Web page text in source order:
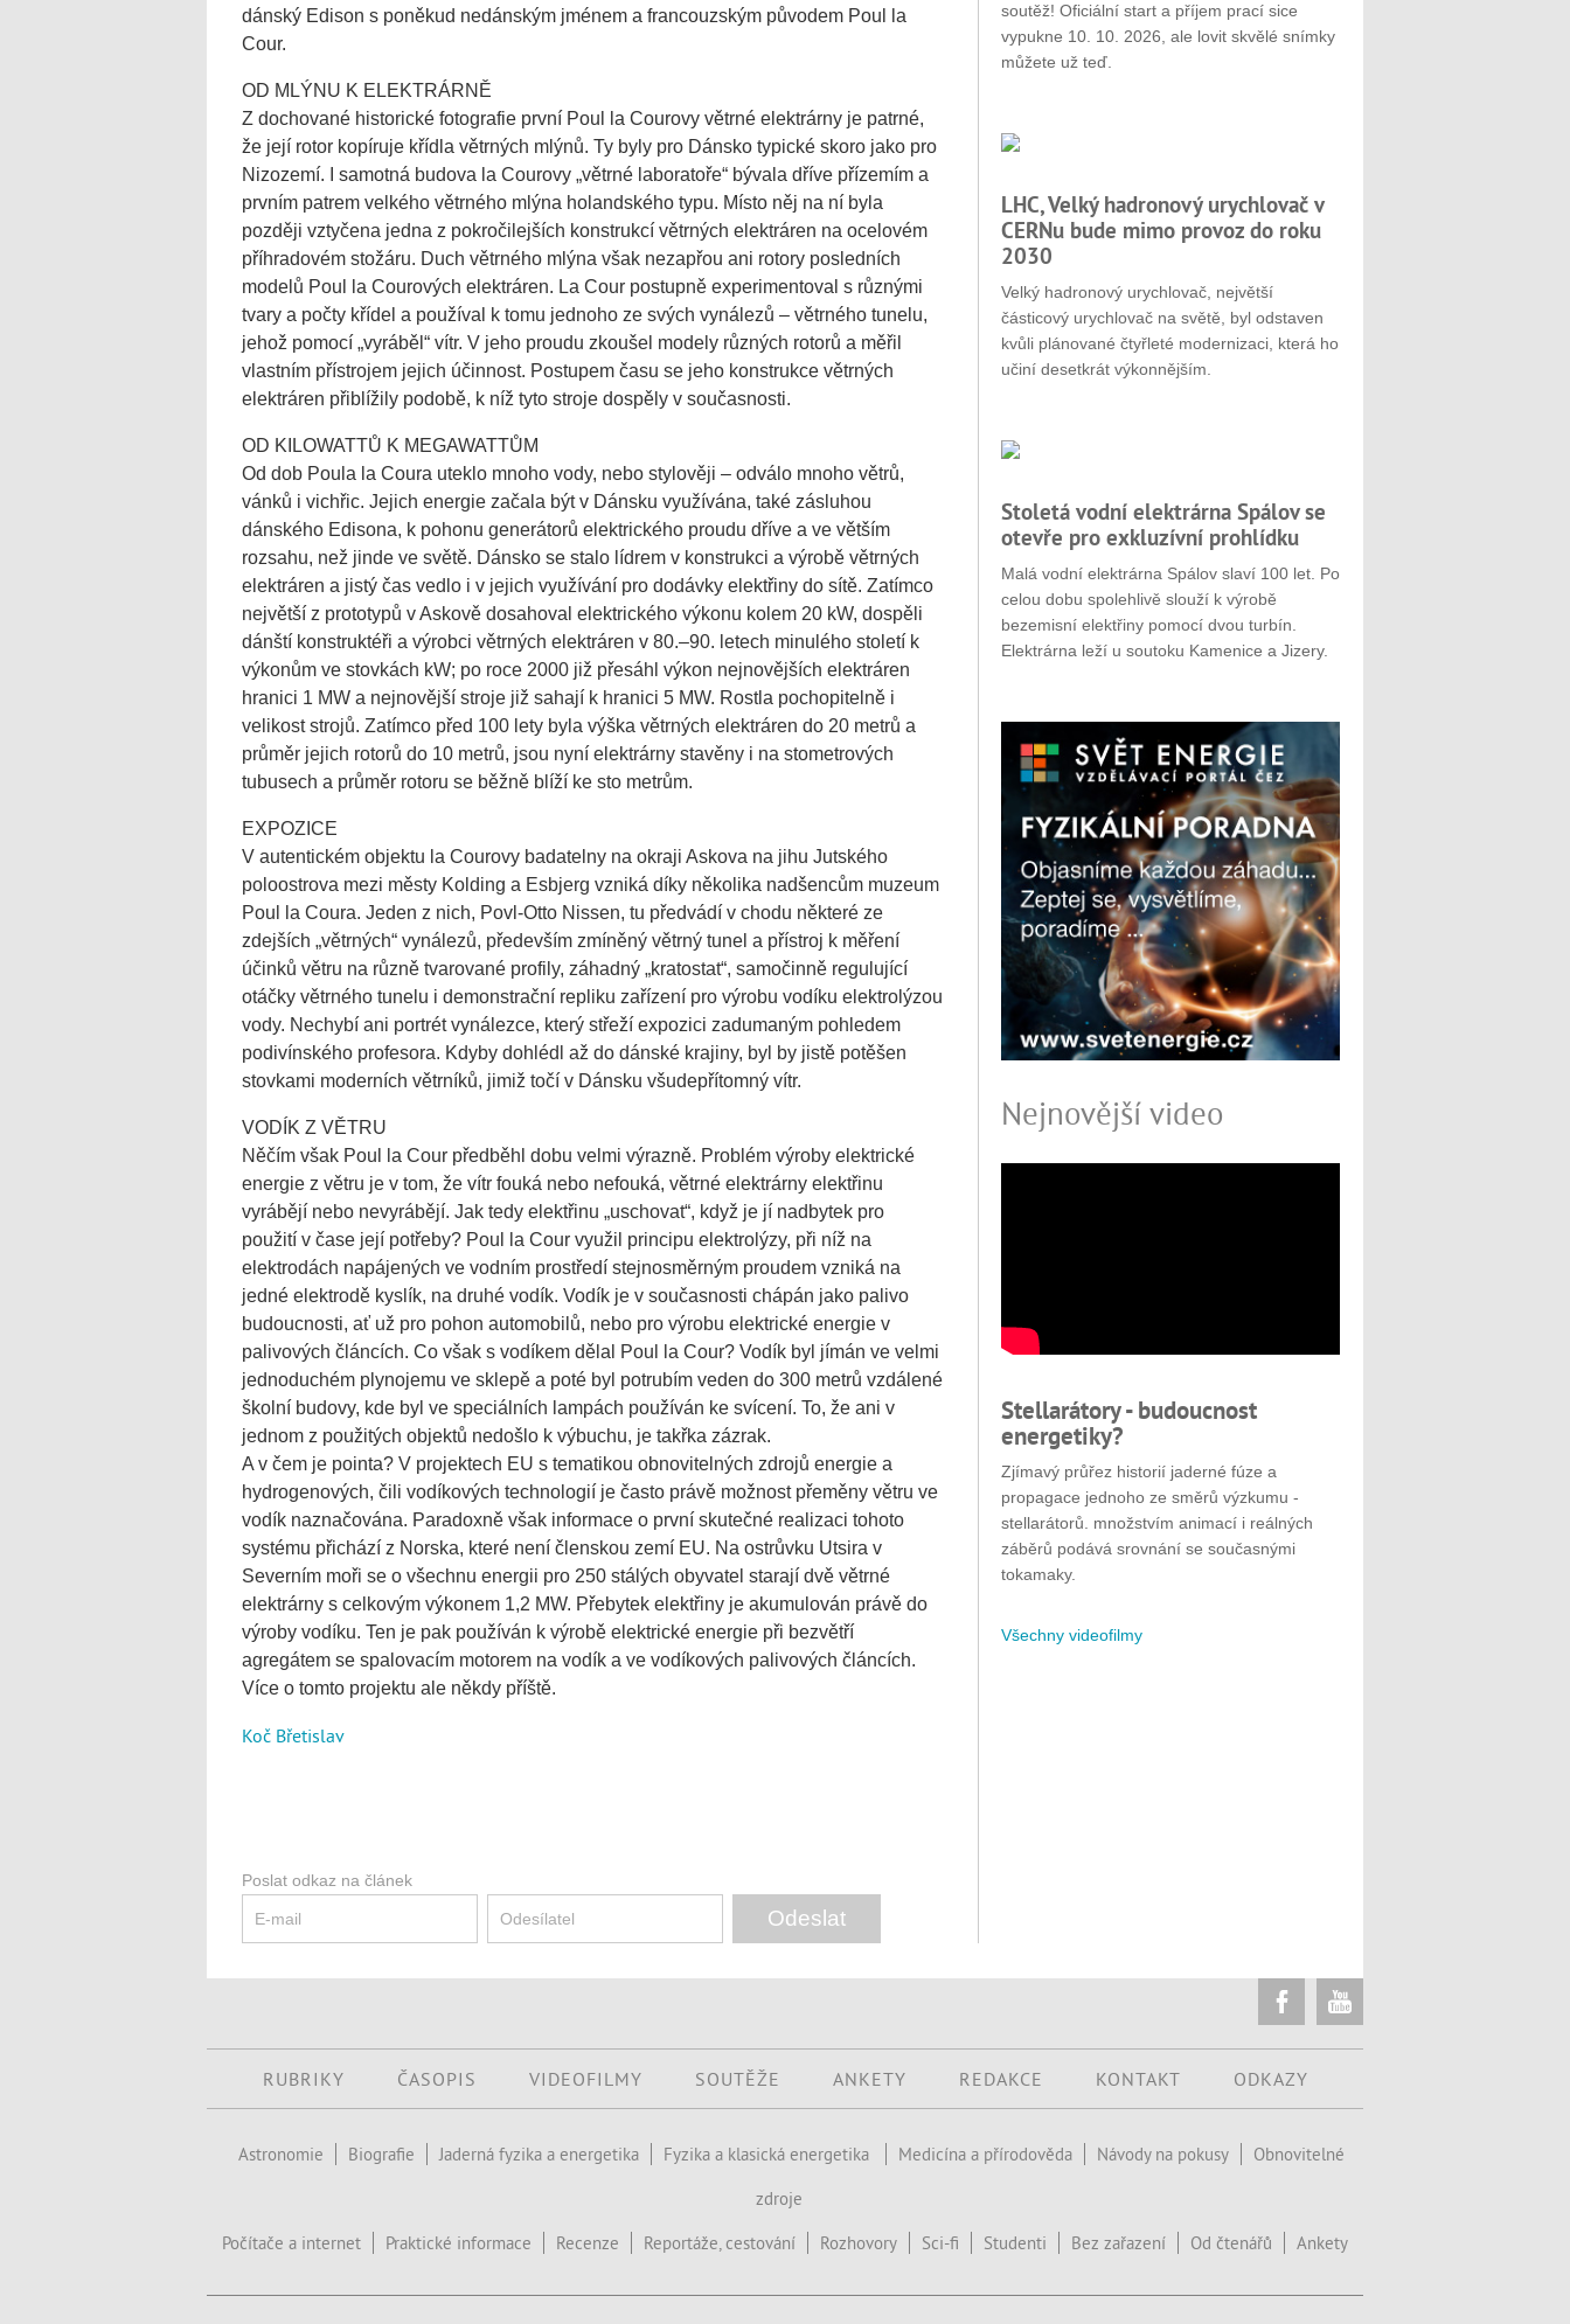
dánský Edison s poněkud nedánským jménem a francouzským původem Poul la
Cour.
OD MLÝNU K ELEKTRÁRNĚ
Z dochované historické fotografie první Poul la Courovy větrné elektrárny je patrné,
že její rotor kopíruje křídla větrných mlýnů. Ty byly pro Dánsko typické skoro jako pro
Nizozemí. I samotná budova la Courovy „větrné laboratoře“ bývala dříve přízemím a
prvním patrem velkého větrného mlýna holandského typu. Místo něj na ní byla
později vztyčena jedna z pokročilejších konstrukcí větrných elektráren na ocelovém
příhradovém stožáru. Duch větrného mlýna však nezapřou ani rotory posledních
modelů Poul la Courových elektráren. La Cour postupně experimentoval s různými
tvary a počty křídel a používal k tomu jednoho ze svých vynálezů – větrného tunelu,
jehož pomocí „vyráběl“ vítr. V jeho proudu zkoušel modely různých rotorů a měřil
vlastním přístrojem jejich účinnost. Postupem času se jeho konstrukce větrných
elektráren přiblížily podobě, k níž tyto stroje dospěly v současnosti.
OD KILOWATTŮ K MEGAWATTŮM
Od dob Poula la Coura uteklo mnoho vody, nebo stylověji – odválo mnoho větrů,
vánků i vichřic. Jejich energie začala být v Dánsku využívána, také zásluhou
dánského Edisona, k pohonu generátorů elektrického proudu dříve a ve větším
rozsahu, než jinde ve světě. Dánsko se stalo lídrem v konstrukci a výrobě větrných
elektráren a jistý čas vedlo i v jejich využívání pro dodávky elektřiny do sítě. Zatímco
největší z prototypů v Askově dosahoval elektrického výkonu kolem 20 kW, dospěli
dánští konstruktéři a výrobci větrných elektráren v 80.–90. letech minulého století k
výkonům ve stovkách kW; po roce 2000 již přesáhl výkon nejnovějších elektráren
hranici 1 MW a nejnovější stroje již sahají k hranici 5 MW. Rostla pochopitelně i
velikost strojů. Zatímco před 100 lety byla výška větrných elektráren do 20 metrů a
průměr jejich rotorů do 10 metrů, jsou nyní elektrárny stavěny i na stometrových
tubusech a průměr rotoru se běžně blíží ke sto metrům.
EXPOZICE
V autentickém objektu la Courovy badatelny na okraji Askova na jihu Jutského
poloostrova mezi městy Kolding a Esbjerg vzniká díky několika nadšencům muzeum
Poul la Coura. Jeden z nich, Povl-Otto Nissen, tu předvádí v chodu některé ze
zdejších „větrných“ vynálezů, především zmíněný větrný tunel a přístroj k měření
účinků větru na různě tvarované profily, záhadný „kratostat“, samočinně regulující
otáčky větrného tunelu i demonstrační repliku zařízení pro výrobu vodíku elektrolýzou
vody. Nechybí ani portrét vynálezce, který střeží expozici zadumaným pohledem
podivínského profesora. Kdyby dohlédl až do dánské krajiny, byl by jistě potěšen
stovkami moderních větrníků, jimiž točí v Dánsku všudepřítomný vítr.
VODÍK Z VĚTRU
Něčím však Poul la Cour předběhl dobu velmi výrazně. Problém výroby elektrické
energie z větru je v tom, že vítr fouká nebo nefouká, větrné elektrárny elektřinu
vyrábějí nebo nevyrábějí. Jak tedy elektřinu „uschovat“, když je jí nadbytek pro
použití v čase její potřeby? Poul la Cour využil principu elektrolýzy, při níž na
elektrodách napájených ve vodním prostředí stejnosměrným proudem vzniká na
jedné elektrodě kyslík, na druhé vodík. Vodík je v současnosti chápán jako palivo
budoucnosti, ať už pro pohon automobilů, nebo pro výrobu elektrické energie v
palivových článcích. Co však s vodíkem dělal Poul la Cour? Vodík byl jímán ve velmi
jednoduchém plynojemu ve sklepě a poté byl potrubím veden do 300 metrů vzdálené
školní budovy, kde byl ve speciálních lampách používán ke svícení. To, že ani v
jednom z použitých objektů nedošlo k výbuchu, je takřka zázrak.
A v čem je pointa? V projektech EU s tematikou obnovitelných zdrojů energie a
hydrogenových, čili vodíkových technologií je často právě možnost přeměny větru ve
vodík naznačována. Paradoxně však informace o první skutečné realizaci tohoto
systému přichází z Norska, které není členskou zemí EU. Na ostrůvku Utsira v
Severním moři se o všechnu energii pro 250 stálých obyvatel starají dvě větrné
elektrárny s celkovým výkonem 1,2 MW. Přebytek elektřiny je akumulován právě do
výroby vodíku. Ten je pak používán k výrobě elektrické energie při bezvětří
agregátem se spalovacím motorem na vodík a ve vodíkových palivových článcích.
Více o tomto projektu ale někdy příště.
Koč Břetislav
Poslat odkaz na článek
soutěž! Oficiální start a příjem prací sice
vypukne 10. 10. 2026, ale lovit skvělé snímky
můžete už teď.
LHC, Velký hadronový urychlovač v
CERNu bude mimo provoz do roku
2030
Velký hadronový urychlovač, největší
částicový urychlovač na světě, byl odstaven
kvůli plánované čtyřleté modernizaci, která ho
učiní desetkrát výkonnějším.
Stoletá vodní elektrárna Spálov se
otevře pro exkluzívní prohlídku
Malá vodní elektrárna Spálov slaví 100 let. Po
celou dobu spolehlivě slouží k výrobě
bezemisní elektřiny pomocí dvou turbín.
Elektrárna leží u soutoku Kamenice a Jizery.
Nejnovější video
Stellarátory - budoucnost
energetiky?
Zjímavý průřez historií jaderné fúze a
propagace jednoho ze směrů výzkumu -
stellarátorů. množstvím animací i reálných
záběrů podává srovnání se současnými
tokamaky.
Všechny videofilmy
RUBRIKY ČASOPIS VIDEOFILMY SOUTĚŽE ANKETY REDAKCE KONTAKT ODKAZY
Astronomie Biografie Jaderná fyzika a energetika Fyzika a klasická energetika Medicína a přírodověda Návody na pokusy
Obnovitelné
zdroje
Počítače a internet
Praktické informace Recenze Reportáže, cestování Rozhovory Sci-fi Studenti Bez zařazení Od čtenářů Ankety